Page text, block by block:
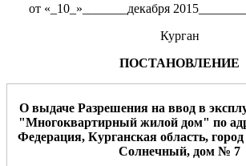
от «_10_»_______декабря
Курган
ПОСТАНОВЛЕНИЕ
О выдаче Разрешения на ввод в
"Многоквартирный жилой дом" по
Федерация, Курганская область,
Солнечный, дом № 7